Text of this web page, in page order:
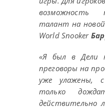
возможность
талант на
World Snooker
«Я был в Дели
преговоры на
уже улажены,
только
действительно